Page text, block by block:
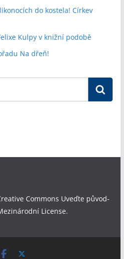
do kostela! Církev
Kulpy v knižní podobě
Na dřeň!
Commons Uveďte původ-
License.